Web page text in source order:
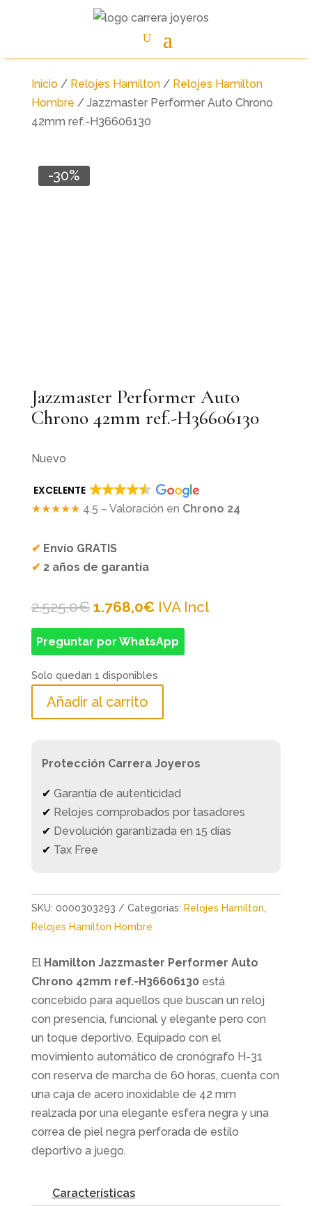
Inicio/ Relojes Hamilton/ Relojes Hamilton
Hombre / Jazzmaster Performer Auto Chrono
42mm ref.-H36606130
-30%
Jazzmaster Performer Auto
Chrono 42mm ref.-H36606130
Nuevo
EXCELENTE
★★★★★ 4.5 – Valoración en Chrono 24
✔ Envío GRATIS
✔ 2 años de garantía
2.525,0€ El
precio
original
2.525,0€.
1.768,0€El
precio
actual
1.768,0€.
IVA Incl
Preguntar por WhatsApp
Solo quedan 1 disponibles
Añadir al carrito
Protección Carrera Joyeros
✔ Garantía de autenticidad
✔ Relojes comprobados por tasadores
✔ Devolución garantizada en 15 días
✔ Tax Free
SKU: 0000303293 Categorías: Relojes Hamilton
Relojes Hamilton Hombre
El Hamilton Jazzmaster Performer Auto
Chrono 42mm ref.-H36606130 está
concebido para aquellos que buscan un reloj
con presencia, funcional y elegante pero con
un toque deportivo. Equipado con el
movimiento automático de cronógrafo H-31
con reserva de marcha de 60 horas, cuenta con
una caja de acero inoxidable de 42 mm
realzada por una elegante esfera negra y una
correa de piel negra perforada de estilo
deportivo a juego.
Características